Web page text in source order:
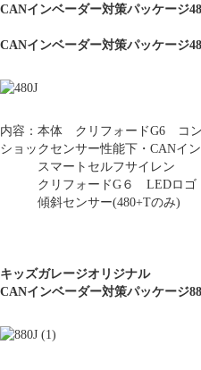
CANインベーダー対策パッケージ
CANインベーダー対策パッケージ
内容：本体 クリフォードG6 コ
ショックセンサー性能下・CAN
スマートセルフサイレン
クリフォードG６ LEDロゴ
傾斜センサー(480+Tのみ)
キッズガレージオリジナル
CANインベーダー対策パッケージ